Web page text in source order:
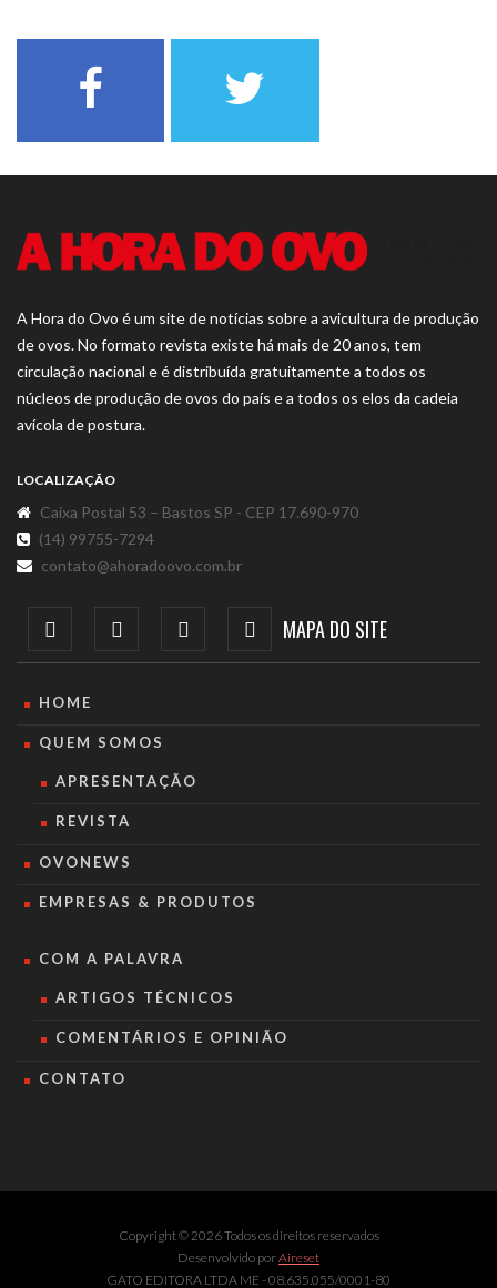
A Hora do Ovo é um site de notícias sobre a avicultura de produção
de ovos. No formato revista existe há mais de 20 anos, tem
circulação nacional e é distribuída gratuitamente a todos os
núcleos de produção de ovos do país e a todos os elos da cadeia
avícola de postura.
LOCALIZAÇÃO
Caixa Postal 53 – Bastos SP - CEP 17.690-970
(14) 99755-7294
contato@ahoradoovo.com.br
MAPA DO SITE
HOME
QUEM SOMOS
APRESENTAÇÃO
REVISTA
OVONEWS
EMPRESAS & PRODUTOS
COM A PALAVRA
ARTIGOS TÉCNICOS
COMENTÁRIOS E OPINIÃO
CONTATO
Copyright © 2026 Todos os direitos reservados
Desenvolvido porAireset
GATO EDITORA LTDA ME - 08.635.055/0001-80